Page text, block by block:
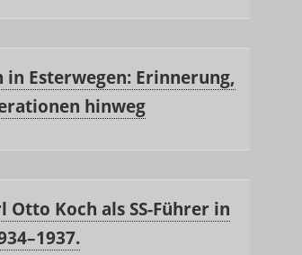
Esterwegen: Erinnerung,
hinweg
Koch als SS-Führer in